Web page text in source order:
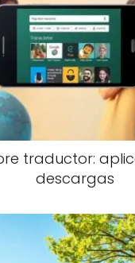
traductor:
descargas